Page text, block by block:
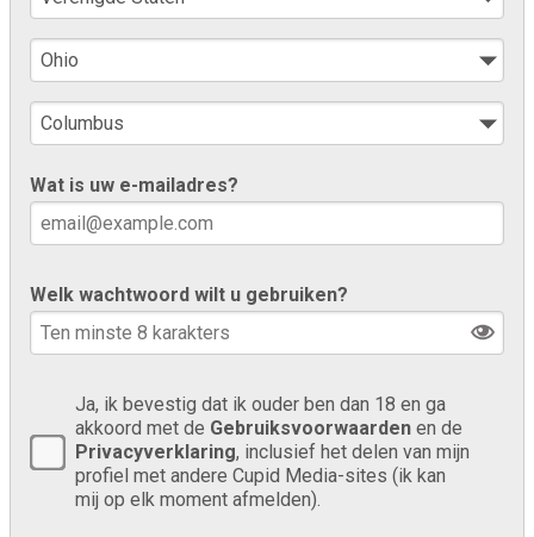
Wat is uw e-mailadres?
Welk wachtwoord wilt u gebruiken?
Ja, ik bevestig dat ik ouder ben dan 18 en ga
akkoord met de Gebruiksvoorwaarden en de
Privacyverklaring, inclusief het delen van mijn
profiel met andere Cupid Media-sites (ik kan
mij op elk moment afmelden).